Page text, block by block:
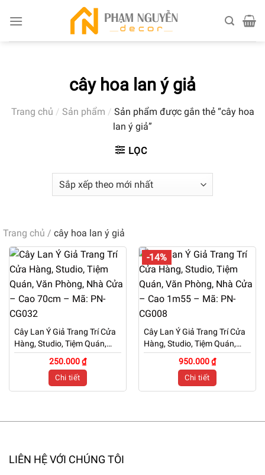
cây hoa lan ý giả
Trang chủ / Sản phẩm / Sản phẩm được gắn thẻ “cây hoa
lan ý giả”
LỌC
Trang chủ / cây hoa lan ý giả
Cây Lan Ý Giả Trang Trí Cửa
Hàng, Studio, Tiệm Quán,
Văn Phòng, Nhà Cửa – Cao
70cm – Mã: PN-CG032
250.000 ₫
Chi tiết
-14%
Cây Lan Ý Giả Trang Trí Cửa
Hàng, Studio, Tiệm Quán,
Văn Phòng, Nhà Cửa – Cao
1m55 – Mã: PN-CG008
950.000 ₫
Chi tiết
LIÊN HỆ VỚI CHÚNG TÔI